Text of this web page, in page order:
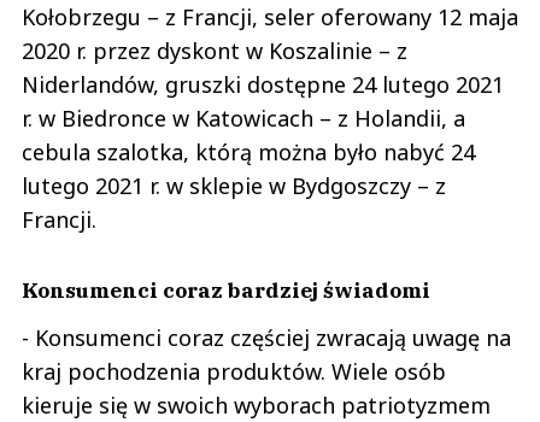
Kołobrzegu – z Francji, seler oferowany 12 maja
2020 r. przez dyskont w Koszalinie – z
Niderlandów, gruszki dostępne 24 lutego 2021
r. w Biedronce w Katowicach – z Holandii, a
cebula szalotka, którą można było nabyć 24
lutego 2021 r. w sklepie w Bydgoszczy – z
Francji.
Konsumenci coraz bardziej świadomi
- Konsumenci coraz częściej zwracają uwagę na
kraj pochodzenia produktów. Wiele osób
kieruje się w swoich wyborach patriotyzmem